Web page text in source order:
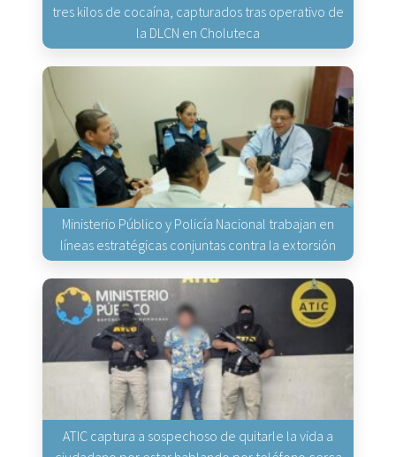
tres kilos de cocaína, capturados tras operativo de
la DLCN en Choluteca
Ministerio Público y Policía Nacional trabajan en
líneas estratégicas conjuntas contra la extorsión
ATIC captura a sospechoso de quitarle la vida a